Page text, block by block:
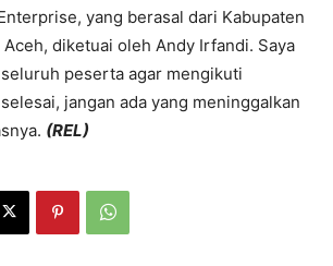
yang berasal dari Kabupaten
diketuai oleh Andy Irfandi. Saya
peserta agar mengikuti
jangan ada yang meninggalkan
(REL)